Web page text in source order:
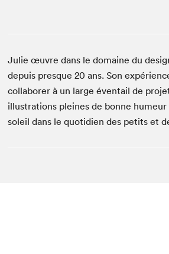
Julie œuvre dans le domaine du
depuis presque 20 ans. Son
collaborer à un large éventail de
illustrations pleines de bonne
soleil dans le quotidien des petits et